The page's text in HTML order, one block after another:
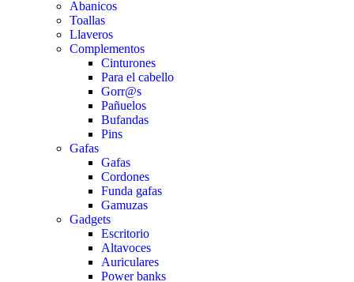
Abanicos
Toallas
Llaveros
Complementos
Cinturones
Para el cabello
Gorr@s
Pañuelos
Bufandas
Pins
Gafas
Gafas
Cordones
Funda gafas
Gamuzas
Gadgets
Escritorio
Altavoces
Auriculares
Power banks